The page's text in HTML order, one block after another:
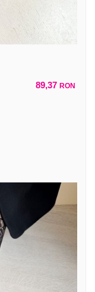
89,37 RON